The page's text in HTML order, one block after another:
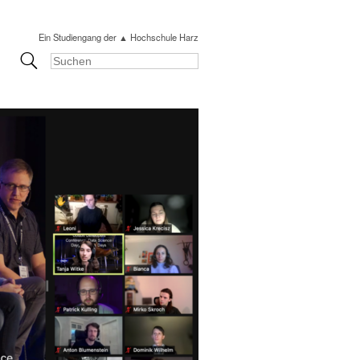
Ein Studiengang der ▲ Hochschule Harz